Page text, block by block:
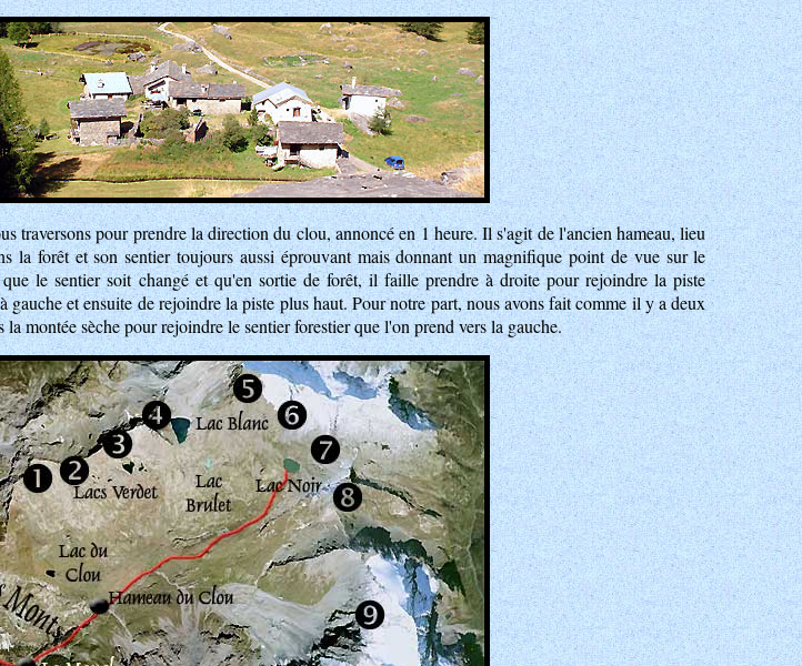
traversons pour prendre la direction du clou, annoncé en 1 heure. Il s'agit de l'ancien hameau, lieu
la forêt et son sentier toujours aussi éprouvant mais donnant un magnifique point de vue sur le
le sentier soit changé et qu'en sortie de forêt, il faille prendre à droite pour rejoindre la piste
et ensuite de rejoindre la piste plus haut. Pour notre part, nous avons fait comme il y a deux
montée sèche pour rejoindre le sentier forestier que l'on prend vers la gauche.